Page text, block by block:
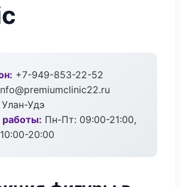
+7-949-853-22-52
Улан-Удэ
Пн-Пт: 09:00-21:00,
20:00